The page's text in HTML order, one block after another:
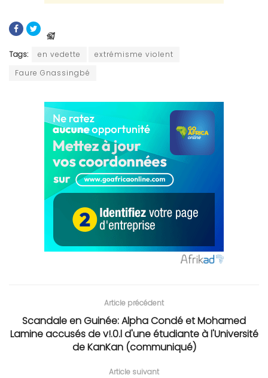
Tags: en vedette
extrémisme violent
Faure Gnassingbé
Article précédent
Scandale en Guinée: Alpha Condé et Mohamed
Lamine accusés de v!.0.l d'une étudiante à l'Université
de KanKan (communiqué)
Article suivant